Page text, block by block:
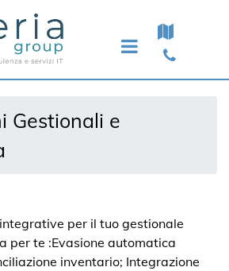
Open menu
Gestionali e
per il tuo gestionale
per te :Evasione automatica
inventario; Integrazione